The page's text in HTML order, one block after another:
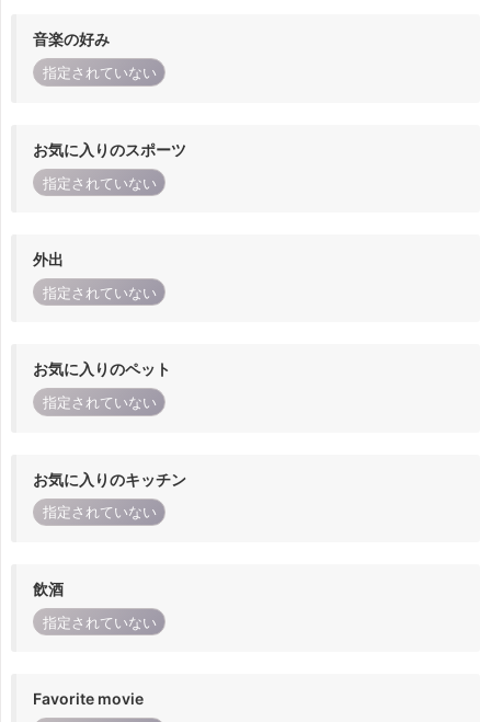
音楽の好み
指定されていない
お気に入りのスポーツ
指定されていない
外出
指定されていない
お気に入りのペット
指定されていない
お気に入りのキッチン
指定されていない
飲酒
指定されていない
Favorite movie